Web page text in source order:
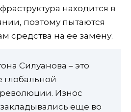
находится в
поэтому пытаются
средства на ее замену.
Силуанова – это
глобальной
Износ
еще во